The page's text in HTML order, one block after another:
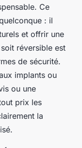
Ce
: il
et offrir une
réversible est
de sécurité.
implants ou
ou une
prix les
la